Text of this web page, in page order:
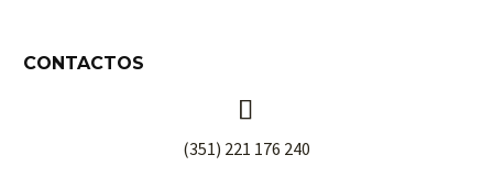
CONTACTOS


(351) 221 176 240